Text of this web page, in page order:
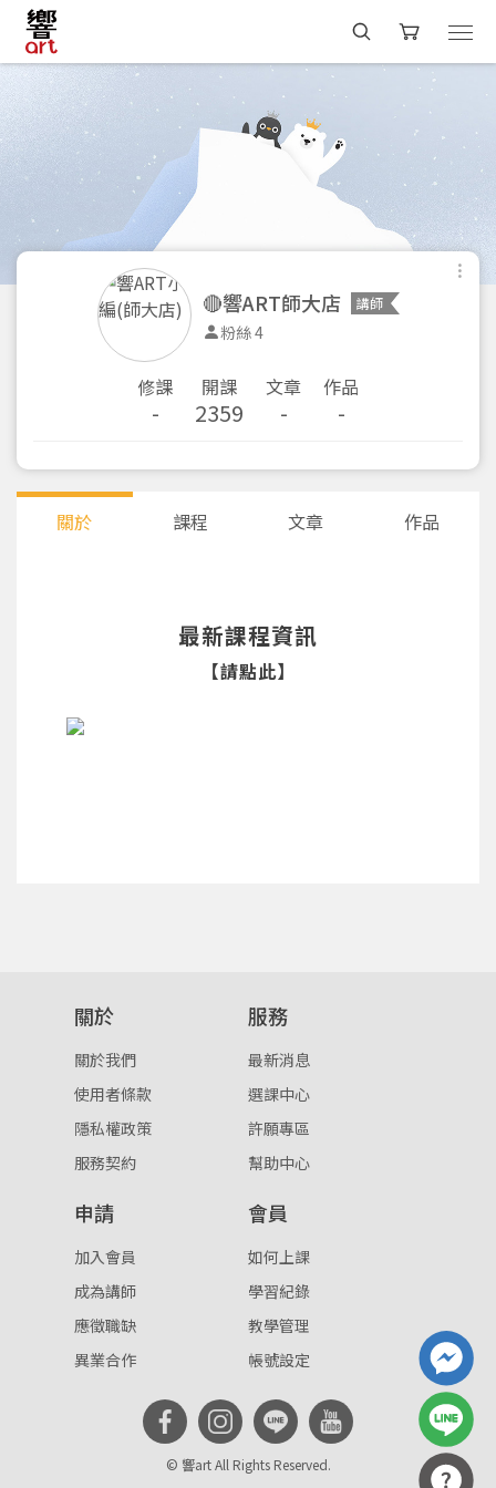
或
註冊
按下註冊即代表你同意我們的 使用者條款
。
重設密碼
🔴響ART師大店 講師
粉絲 4
修課
-
開課
2359
文章
-
作品
-
關於 課程 文章 作品
最新課程資訊
【請點此】
關於
關於我們
使用者條款
隱私權政策
服務契約
服務
最新消息
選課中心
許願專區
幫助中心
申請
加入會員
成為講師
應徵職缺
異業合作
會員
如何上課
學習紀錄
教學管理
帳號設定
© 響art All Rights Reserved.